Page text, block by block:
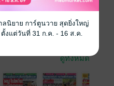
16 หน้า
10 บาท
ดูทั้งหมด
ลนิยาย การ์ตูนวาย สุดยิ่งใหญ่
งแต่วันที่ 31 ก.ค. - 16 ส.ค.